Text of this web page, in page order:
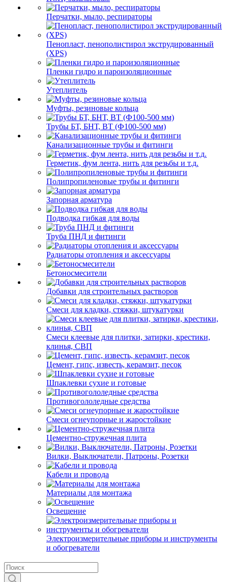
Перчатки, мыло, респираторы
Пенопласт, пенополистирол экструдированный
(XPS)
Пленки гидро и пароизоляционные
Утеплитель
Муфты, резиновые кольца
Трубы БТ, БНТ, ВТ (Ф100-500 мм)
Канализационные трубы и фитинги
Герметик, фум лента, нить для резьбы и т.д.
Полипропиленовые трубы и фитинги
Запорная арматура
Подводка гибкая для воды
Труба ПНД и фитинги
Радиаторы отопления и аксессуары
Бетоносмесители
Добавки для строительных растворов
Смеси для кладки, стяжки, штукатурки
Смеси клеевые для плитки, затирки, крестики,
клинья, СВП
Цемент, гипс, известь, керамзит, песок
Шпаклевки сухие и готовые
Противогололедные средства
Смеси огнеупорные и жаростойкие
Цементно-стружечная плита
Вилки, Выключатели, Патроны, Розетки
Кабели и провода
Материалы для монтажа
Освещение
Электроизмерительные приборы и инструменты
и обогреватели